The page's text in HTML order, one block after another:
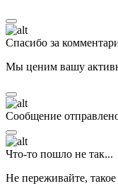
Спасибо за
Мы ценим вашу
Сообщение
Что-то пошло не так...
Не переживайте, такое